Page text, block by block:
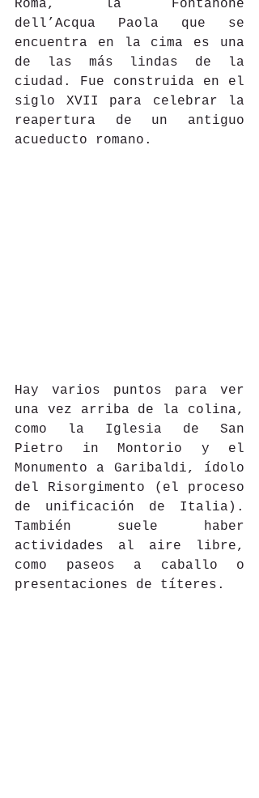
Roma, la Fontanone
dell’Acqua Paola que se
encuentra en la cima es una
de las más lindas de la
ciudad. Fue construida en el
siglo XVII para celebrar la
reapertura de un antiguo
acueducto romano.
Hay varios puntos para ver
una vez arriba de la colina,
como la Iglesia de San
Pietro in Montorio y el
Monumento a Garibaldi, ídolo
del Risorgimento (el proceso
de unificación de Italia).
También suele haber
actividades al aire libre,
como paseos a caballo o
presentaciones de títeres.